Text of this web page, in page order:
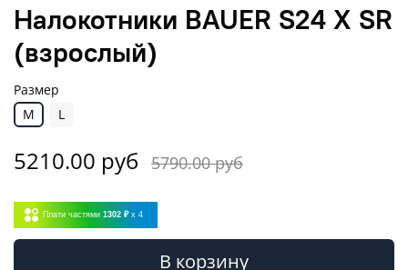
Налокотники BAUER S24 X SR
(взрослый)
Размер
M
L
5210.00 руб 5790.00 руб
Плати частями 1302 ₽ x 4
В корзину